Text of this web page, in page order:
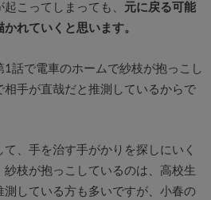
こってしまっても、 元に戻る可能
れていくと思います。
話で電車のホームで紗枝が抱っこし
相手が直哉だと推測しているからで
、手を治す手がかりを探しにいく
枝が抱っこしているのは、高校生
測している方も多いですが、小春の